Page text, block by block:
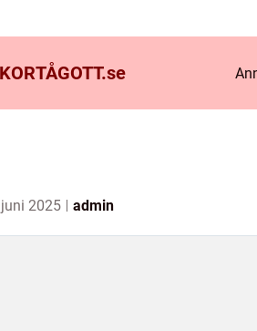
KORTÅGOTT.se
2025 admin